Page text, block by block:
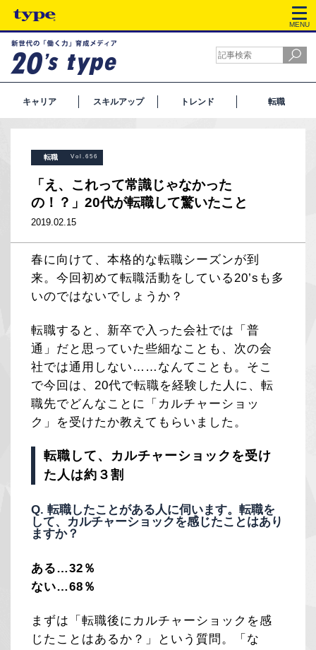
MENU
キャリア スキルアップ トレンド 転職
転職 Vol.656
「え、これって常識じゃなかった
の！？」20代が転職して驚いたこと
2019.02.15
春に向けて、本格的な転職シーズンが到
来。今回初めて転職活動をしている20’sも多
いのではないでしょうか？
転職すると、新卒で入った会社では「普
通」だと思っていた些細なことも、次の会
社では通用しない……なんてことも。そこ
で今回は、20代で転職を経験した人に、転
職先でどんなことに「カルチャーショッ
ク」を受けたか教えてもらいました。
転職して、カルチャーショックを受け
た人は約３割
Q. 転職したことがある人に伺います。転職を
して、カルチャーショックを感じたことはあり
ますか？
ある…32％
ない…68％
まずは「転職後にカルチャーショックを感
じたことはあるか？」という質問。「な